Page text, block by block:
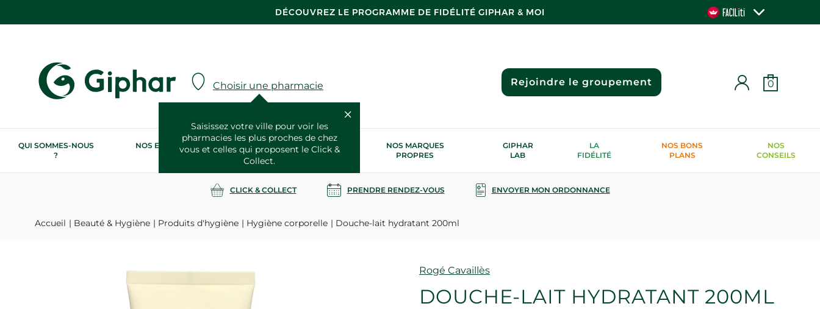
DÉCOUVREZ LE PROGRAMME DE FIDÉLITÉ GIPHAR & MOI
Choisir une pharmacie
Saisissez votre ville pour voir les
pharmacies les plus proches de chez
vous et celles qui proposent le Click &
Collect.
Rejoindre le groupement 0
QUI SOMMES-NOUS
?
NOS ENGAGEMENTS
RSE
NOS SERVICES
SANTÉ
NOS MARQUES
PROPRES
GIPHAR
LAB
LA
FIDÉLITÉ
NOS BONS
PLANS
NOS
CONSEILS
CLICK & COLLECT PRENDRE RENDEZ-VOUS ENVOYER MON ORDONNANCE
Accueil Beauté & Hygiène Produits d'hygiène Hygiène corporelle Douche-lait hydratant 200ml
Marque
Rogé Cavaillès
DOUCHE-LAIT HYDRATANT 200ML